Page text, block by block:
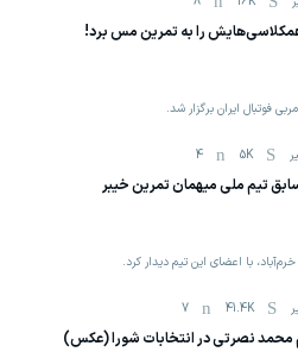
را به تمرین مس برد!
فوتبال ایران برگزار شد.
5K
4
تیم ملی میهمان تمرین خیبر
با اعضای این تیم دیدار کرد.
41.4K
7
محمد نصرتی در انتخابات شورا (عکس)